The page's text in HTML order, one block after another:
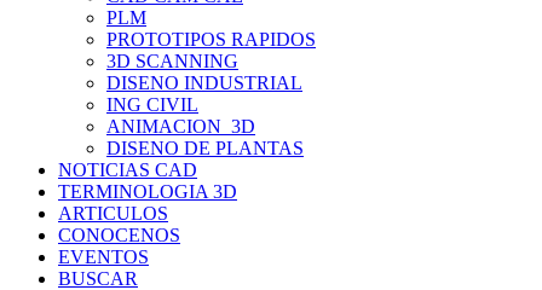
PLM
PROTOTIPOS RAPIDOS
3D SCANNING
DISENO INDUSTRIAL
ING CIVIL
ANIMACION_3D
DISENO DE PLANTAS
NOTICIAS CAD
TERMINOLOGIA 3D
ARTICULOS
CONOCENOS
EVENTOS
BUSCAR